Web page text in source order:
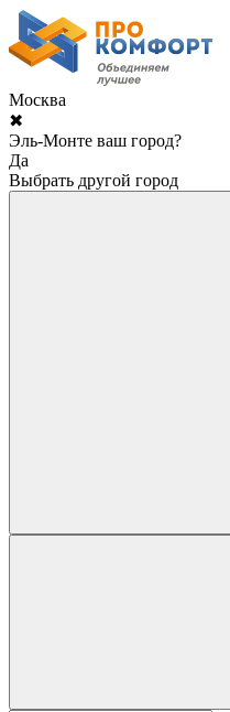
Москва
✖
Эль-Монте ваш город?
Да
Выбрать другой город